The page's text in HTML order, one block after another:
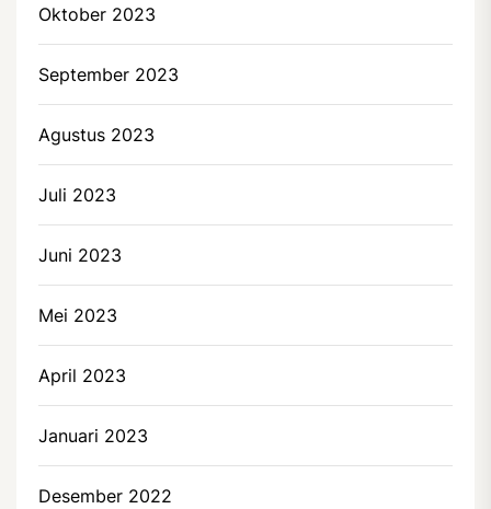
Oktober 2023
September 2023
Agustus 2023
Juli 2023
Juni 2023
Mei 2023
April 2023
Januari 2023
Desember 2022